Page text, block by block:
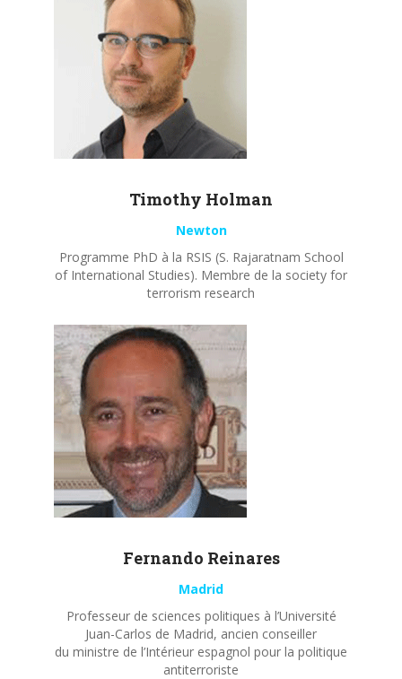
Timothy Holman
Newton
Programme PhD à la RSIS (S. Rajaratnam School
of International Studies). Membre de la society for
terrorism research
Fernando Reinares
Madrid
Professeur de sciences politiques à l’Université
Juan-Carlos de Madrid, ancien conseiller
du ministre de l’Intérieur espagnol pour la politique
antiterroriste